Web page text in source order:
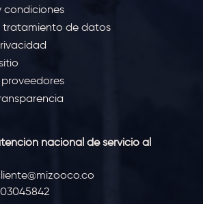
condiciones
tratamiento de datos
nacional de servicio al